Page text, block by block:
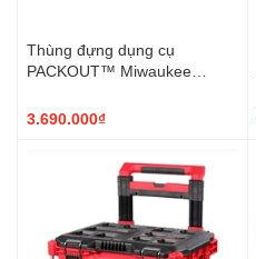
Thùng đựng dụng cụ
PACKOUT™ Miwaukee
mm)
3.690.000₫